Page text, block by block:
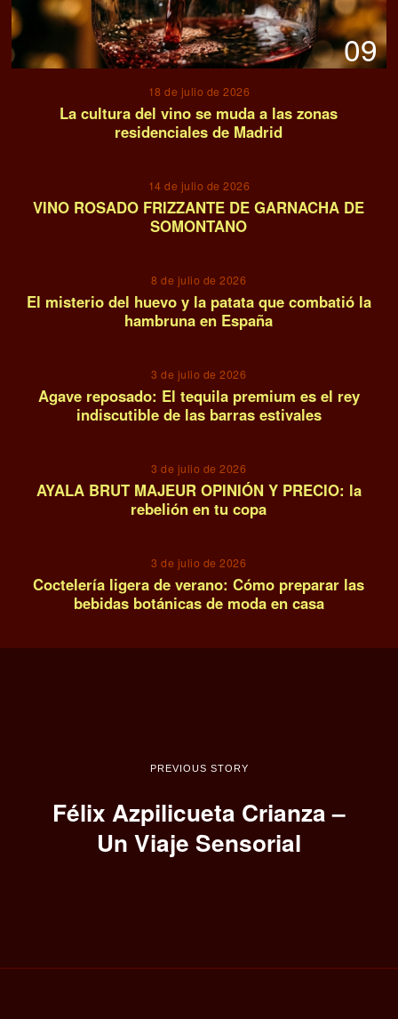
09
18 de julio de 2026
La cultura del vino se muda a las zonas
residenciales de Madrid
14 de julio de 2026
VINO ROSADO FRIZZANTE DE GARNACHA DE
SOMONTANO
8 de julio de 2026
El misterio del huevo y la patata que combatió la
hambruna en España
3 de julio de 2026
Agave reposado: El tequila premium es el rey
indiscutible de las barras estivales
3 de julio de 2026
AYALA BRUT MAJEUR OPINIÓN Y PRECIO: la
rebelión en tu copa
3 de julio de 2026
Coctelería ligera de verano: Cómo preparar las
bebidas botánicas de moda en casa
PREVIOUS STORY
Félix Azpilicueta Crianza –
Un Viaje Sensorial